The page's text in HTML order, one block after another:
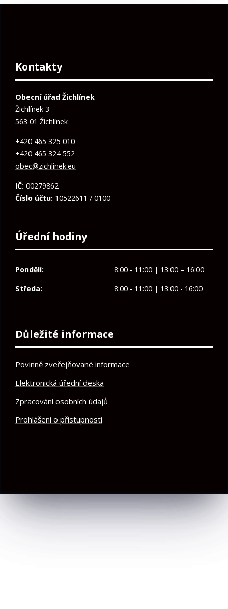
Kontakty
Obecní úřad Žichlínek
Žichlínek 3
563 01 Žichlínek
+420 465 325 010
+420 465 324 552
obec@zichlinek.eu
IČ: 00279862
Číslo účtu: 10522611 / 0100
Úřední hodiny
Pondělí:
8:00 - 11:00 | 13:00 – 16:00
Středa:
8:00 - 11:00 | 13:00 - 16:00
Důležité informace
Povinně zveřejňované informace
Elektronická úřední deska
Zpracování osobních údajů
Prohlášení o přístupnosti